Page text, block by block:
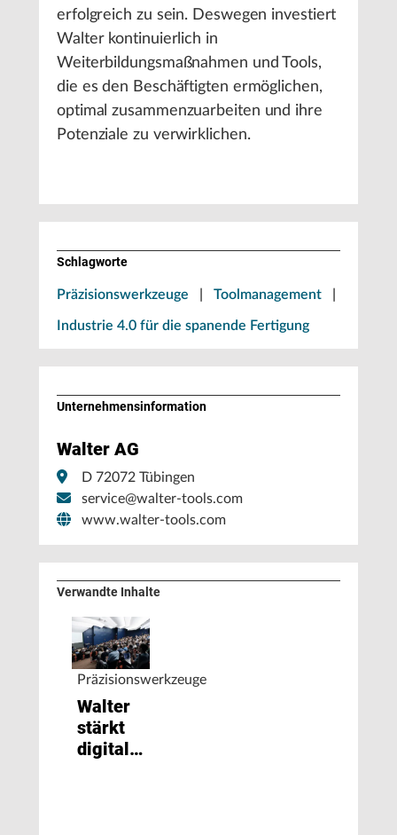
erfolgreich zu sein. Deswegen investiert
Walter kontinuierlich in
Weiterbildungsmaßnahmen und Tools,
die es den Beschäftigten ermöglichen,
optimal zusammenzuarbeiten und ihre
Potenziale zu verwirklichen.
Schlagworte
Präzisionswerkzeuge Toolmanagement
Industrie 4.0 für die spanende Fertigung
Unternehmens­information
Walter AG
D 72072 Tübingen
service@walter-tools.com
www.walter-tools.com
Verwandte Inhalte
Präzisionswerkzeuge
Walter
stärkt
digitales